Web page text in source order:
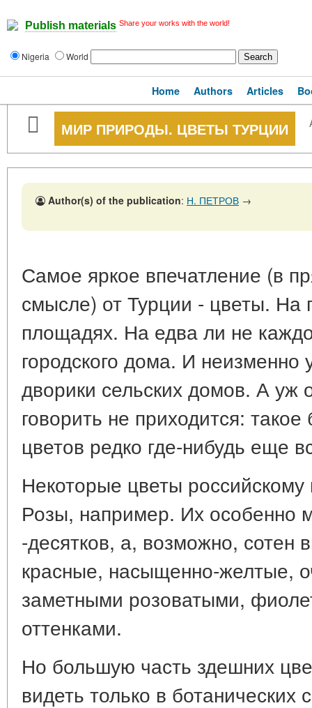
Publish materials Share your works with the world!
Nigeria World
Home Authors Articles
МИР ПРИРОДЫ. ЦВЕТЫ ТУРЦИИ
Author(s) of the publication: Н. ПЕТРОВ →
Самое яркое впечатление (в
смысле) от Турции - цветы. На
площадях. На едва ли не
городского дома. И
дворики сельских домов. А уж
говорить не приходится:
цветов редко где-нибудь еще
Некоторые цветы
Розы, например. Их особенно
-десятков, а, возможно, сотен
красные, насыщенно-желтые,
заметными розоватыми,
оттенками.
Но большую часть здешних
видеть только в ботанических